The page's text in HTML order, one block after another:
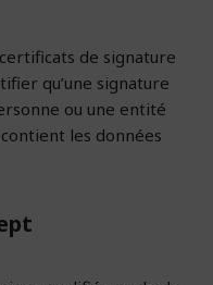
de signature
qu’une signature
ou une entité
les données